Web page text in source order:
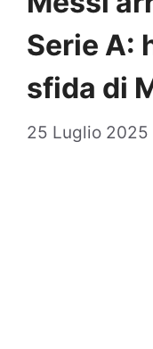
Serie A:
sfida di
25 Luglio 2025